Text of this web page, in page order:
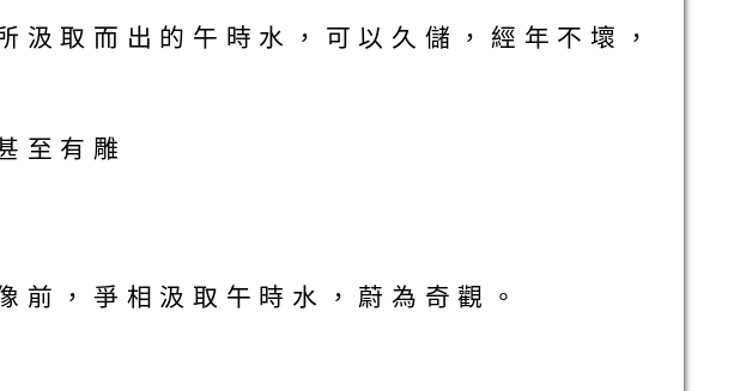
汲取而出的午時水，可以久儲，經年不壞，
至有雕
前，爭相汲取午時水，蔚為奇觀。